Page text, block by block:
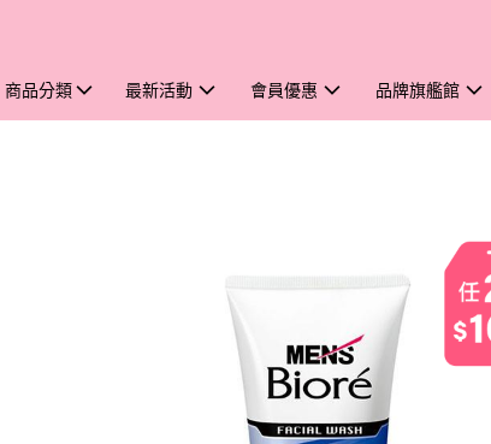
商品分類 最新活動 會員優惠 品牌旗艦館